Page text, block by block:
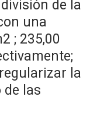
de la
una
; 235,00
la
las